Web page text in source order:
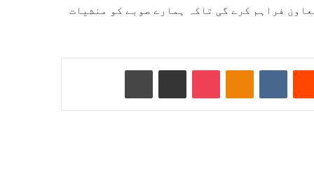
فراہم کرے گی تاکہ ہمارے صوبے کو منشیات
VKontakte ای میل کے ذریعے شیئر کریں